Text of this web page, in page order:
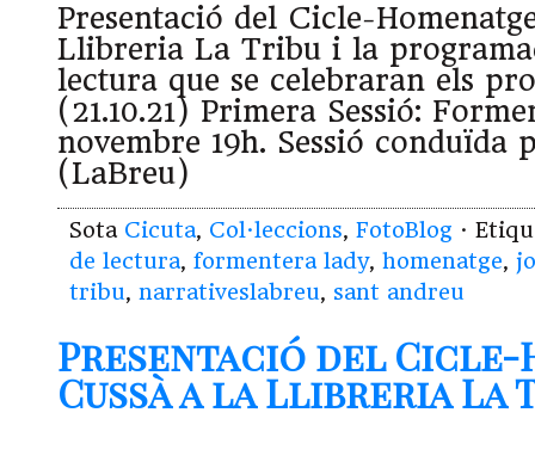
Presentació del Cicle-
Llibreria La Tribu i la
lectura que se celebraran els
(21.10.21) Primera Sessió:
novembre 19h. Sessió conduïda
(LaBreu)
Sota Cicuta, Col·leccions, FotoBlog ·
de lectura, formentera lady, homenatge,
tribu, narrativeslabreu, sant andreu
Presentació del Cicle-
Cussà a la Llibreria La